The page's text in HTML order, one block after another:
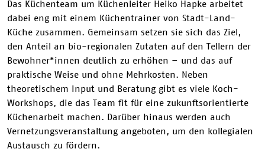
Das Küchenteam um Küchenleiter Heiko Hapke arbeitet
dabei eng mit einem Küchentrainer von Stadt-Land-
Küche zusammen. Gemeinsam setzen sie sich das Ziel,
den Anteil an bio-regionalen Zutaten auf den Tellern der
Bewohner*innen deutlich zu erhöhen – und das auf
praktische Weise und ohne Mehrkosten. Neben
theoretischem Input und Beratung gibt es viele Koch-
Workshops, die das Team fit für eine zukunftsorientierte
Küchenarbeit machen. Darüber hinaus werden auch
Vernetzungsveranstaltung angeboten, um den kollegialen
Austausch zu fördern.